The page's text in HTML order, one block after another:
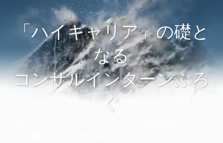
「ハイキャリア」の礎と
なる
コンサルインターンぶろ
ぐ